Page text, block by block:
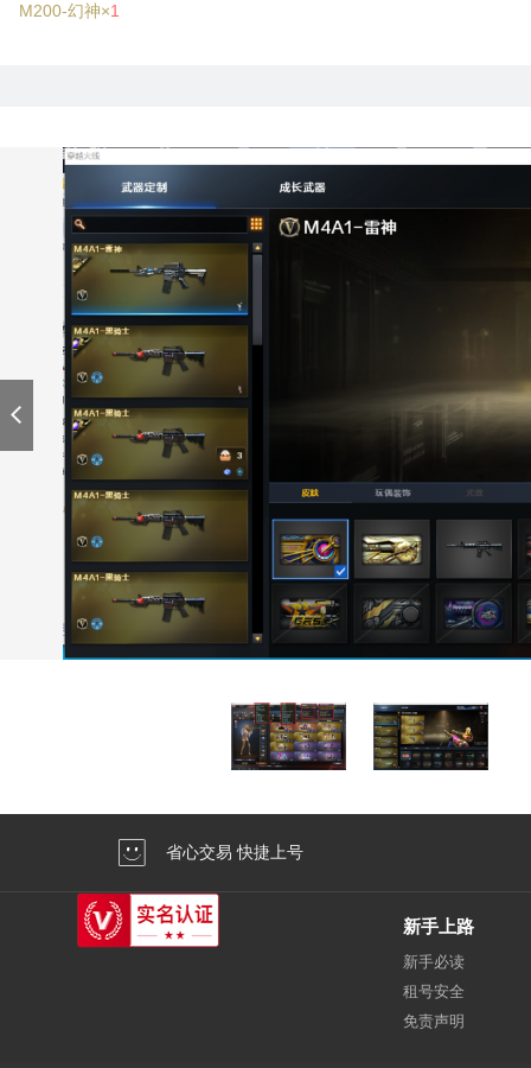
M200-幻神×1
省心交易 快捷上号
新手上路
新手必读
租号安全
免责声明